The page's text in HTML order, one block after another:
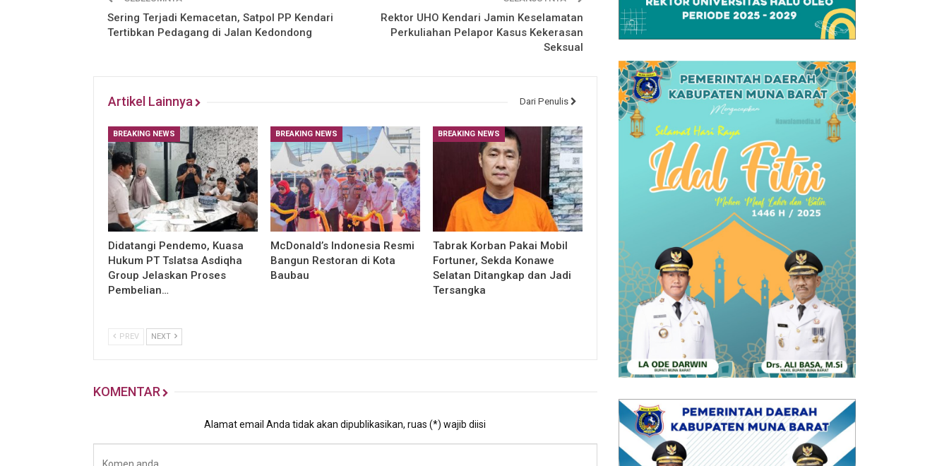
Sering Terjadi Kemacetan, Satpol PP Kendari
Tertibkan Pedagang di Jalan Kedondong
Rektor UHO Kendari Jamin Keselamatan
Perkuliahan Pelapor Kasus Kekerasan
Seksual
Artikel Lainnya Dari Penulis
BREAKING NEWS
Didatangi Pendemo, Kuasa
Hukum PT Tslatsa Asdiqha
Group Jelaskan Proses
Pembelian…
BREAKING NEWS
McDonald’s Indonesia Resmi
Bangun Restoran di Kota
Baubau
BREAKING NEWS
Tabrak Korban Pakai Mobil
Fortuner, Sekda Konawe
Selatan Ditangkap dan Jadi
Tersangka
PREV NEXT
KOMENTAR
Alamat email Anda tidak akan dipublikasikan, ruas (*) wajib diisi